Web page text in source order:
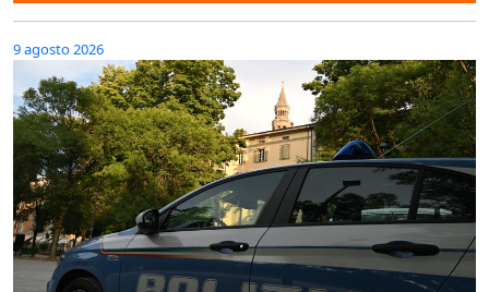
9 agosto 2026